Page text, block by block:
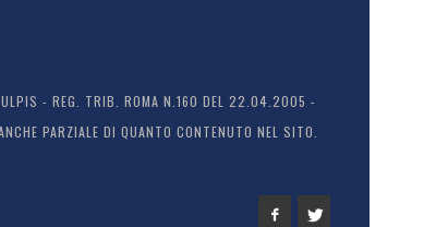
VULPIS - REG. TRIB. ROMA N.160 DEL 22.04.2005 -
PARZIALE DI QUANTO CONTENUTO NEL SITO.